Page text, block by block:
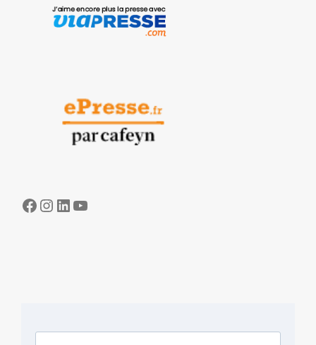
Facebook
Instagram
LinkedIn
YouTube